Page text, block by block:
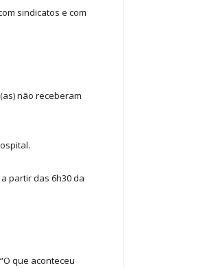
sindicatos e com
não receberam
partir das 6h30 da
que aconteceu